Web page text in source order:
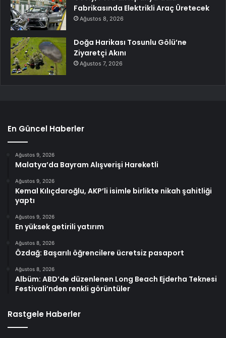
Fabrikasında Elektrikli Araç Üretecek
Ağustos 8, 2026
Doğa Harikası Tosunlu Gölü’ne
Ziyaretçi Akını
Ağustos 7, 2026
En Güncel Haberler
Ağustos 9, 2026
Malatya’da Bayram Alışverişi Hareketli
Ağustos 9, 2026
Kemal Kılıçdaroğlu, AKP’li isimle birlikte nikah şahitliği
yaptı
Ağustos 9, 2026
En yüksek getirili yatırım
Ağustos 8, 2026
Özdağ: Başarılı öğrencilere ücretsiz pasaport
Ağustos 8, 2026
Albüm: ABD’de düzenlenen Long Beach Ejderha Teknesi
Festivali’nden renkli görüntüler
Rastgele Haberler